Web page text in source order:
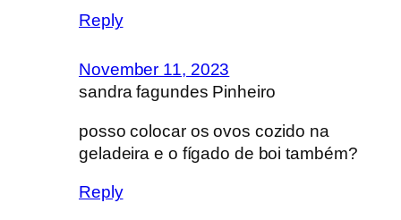
Reply
November 11, 2023
sandra fagundes Pinheiro
posso colocar os ovos cozido na
geladeira e o fígado de boi também?
Reply